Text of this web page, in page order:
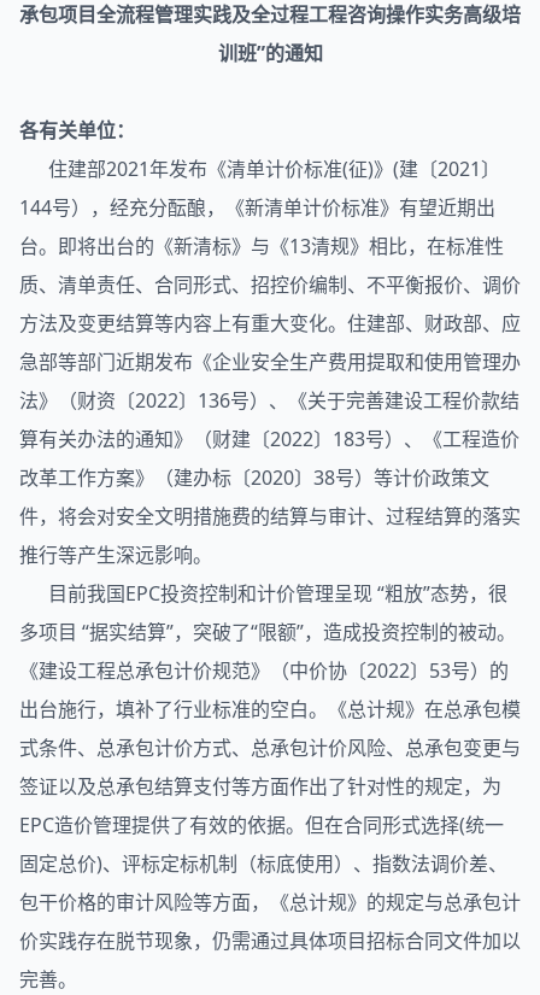
承包项目全流程管理实践及全过程工程咨询操作实务高级培
训班”的通知
各有关单位：
住建部2021年发布《清单计价标准(征)》(建〔2021〕
144号），经充分酝酿，《新清单计价标准》有望近期出
台。即将出台的《新清标》与《13清规》相比，在标准性
质、清单责任、合同形式、招控价编制、不平衡报价、调价
方法及变更结算等内容上有重大变化。住建部、财政部、应
急部等部门近期发布《企业安全生产费用提取和使用管理办
法》（财资〔2022〕136号）、《关于完善建设工程价款结
算有关办法的通知》（财建〔2022〕183号）、《工程造价
改革工作方案》（建办标〔2020〕38号）等计价政策文
件，将会对安全文明措施费的结算与审计、过程结算的落实
推行等产生深远影响。
目前我国EPC投资控制和计价管理呈现 “粗放”态势，很
多项目 “据实结算”，突破了“限额”，造成投资控制的被动。
《建设工程总承包计价规范》（中价协〔2022〕53号）的
出台施行，填补了行业标准的空白。《总计规》在总承包模
式条件、总承包计价方式、总承包计价风险、总承包变更与
签证以及总承包结算支付等方面作出了针对性的规定，为
EPC造价管理提供了有效的依据。但在合同形式选择(统一
固定总价)、评标定标机制（标底使用）、指数法调价差、
包干价格的审计风险等方面，《总计规》的规定与总承包计
价实践存在脱节现象，仍需通过具体项目招标合同文件加以
完善。